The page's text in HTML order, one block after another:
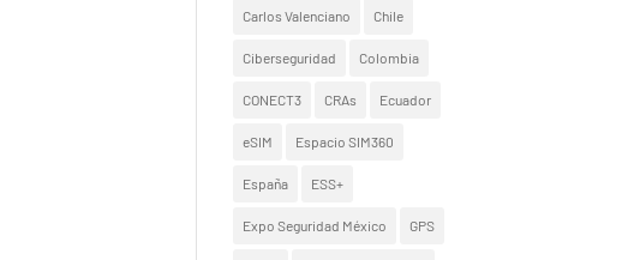
Carlos Valenciano Chile
Ciberseguridad Colombia
CONECT3 CRAs Ecuador
eSIM Espacio SIM360
España ESS+
Expo Seguridad México GPS